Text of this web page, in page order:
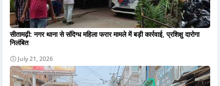
सीतामढ़ी: नगर थाना से संदिग्ध महिला फरार मामले में बड़ी कार्रवाई, प्रशिक्षु दारोगा
निलंबित
July 21, 2026